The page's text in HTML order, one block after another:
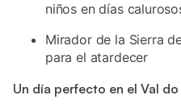
niños en días
Mirador de la Sierra
para el atardecer
Un día perfecto en el Val do